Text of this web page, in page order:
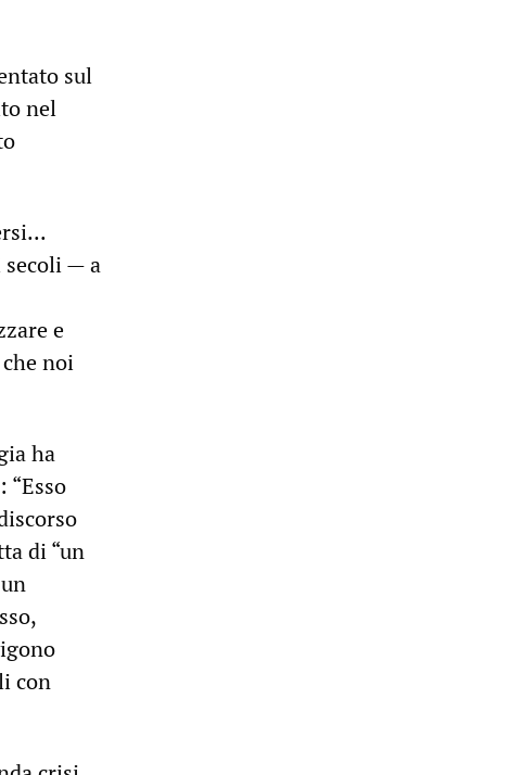
sul
nel
secoli — a
e
noi
ha
di “un
con